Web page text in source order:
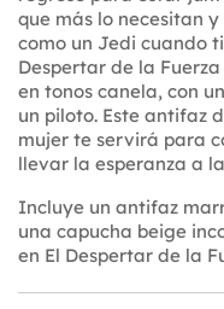
que más lo necesitan
como un Jedi cuando
Despertar de la
en tonos canela, con
un piloto. Este antifaz
mujer te servirá para
llevar la esperanza a
Incluye un antifaz
una capucha beige
en El Despertar de la